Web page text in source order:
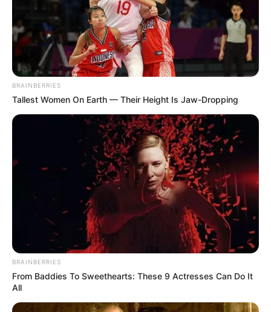
BRAINBERRIES
Tallest Women On Earth — Their Height Is Jaw-Dropping
BRAINBERRIES
From Baddies To Sweethearts: These 9 Actresses Can Do It
All